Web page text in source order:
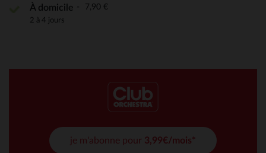
À domicile 7,90 €
2 à 4 jours
je m'abonne pour 3,99€/mois*